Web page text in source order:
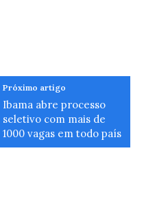
Próximo artigo
Ibama abre processo
seletivo com mais de
1000 vagas em todo país